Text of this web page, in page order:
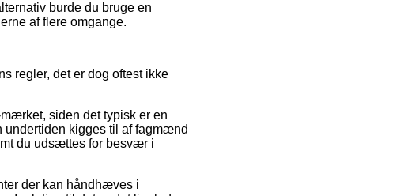
burde du bruge en
af flere omgange.
regler, det er dog oftest ikke
siden det typisk er en
undertiden kigges til af fagmænd
du udsættes for besvær i
der kan håndhæves i